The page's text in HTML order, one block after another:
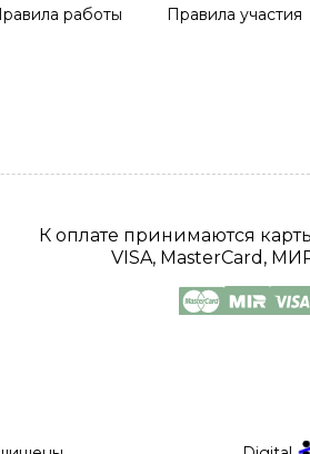
работы
Правила участия
К оплате принимаются
VISA, MasterCard,